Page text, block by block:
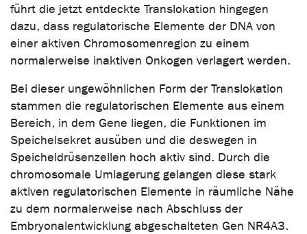
führt die jetzt entdeckte Translokation hingegen
dazu, dass regulatorische Elemente der DNA von
einer aktiven Chromosomenregion zu einem
normalerweise inaktiven Onkogen verlagert werden.
Bei dieser ungewöhnlichen Form der Translokation
stammen die regulatorischen Elemente aus einem
Bereich, in dem Gene liegen, die Funktionen im
Speichelsekret ausüben und die deswegen in
Speicheldrüsenzellen hoch aktiv sind. Durch die
chromosomale Umlagerung gelangen diese stark
aktiven regulatorischen Elemente in räumliche Nähe
zu dem normalerweise nach Abschluss der
Embryonalentwicklung abgeschalteten Gen NR4A3.